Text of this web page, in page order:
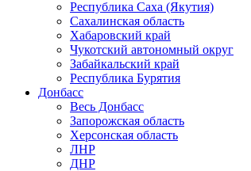
Республика Саха (Якутия)
Сахалинская область
Хабаровский край
Чукотский автономный округ
Забайкальский край
Республика Бурятия
Донбасс
Весь Донбасс
Запорожская область
Херсонская область
ЛНР
ДНР